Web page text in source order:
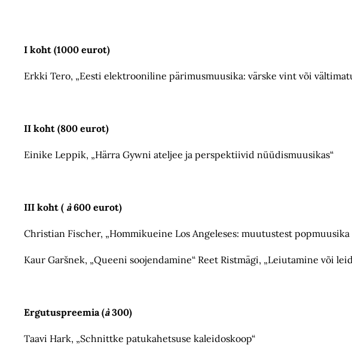
I koht (1000 eurot)
Erkki Tero, „Eesti elektrooniline pärimusmuusika: värske vint või
II koht (800 eurot)
Einike Leppik, „Härra Gywni ateljee ja perspektiivid nüüdismuusikas“
III koht ( à600 eurot)
Christian Fischer, „Hommikueine Los Angeleses: muutustest popmuusika
Kaur Garšnek, „Queeni soojendamine“ Reet Ristmägi, „Leiutamine või
Ergutuspreemia (à300)
Taavi Hark, „Schnittke patukahetsuse kaleidoskoop“